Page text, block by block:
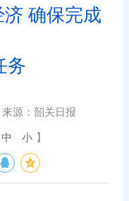
确保完成
务
来源： 韶关日报
中 小 】